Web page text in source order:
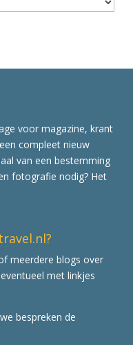
voor magazine, krant
compleet nieuw
van een bestemming
fotografie nodig? Het
meerdere blogs over
met linkjes
bespreken de